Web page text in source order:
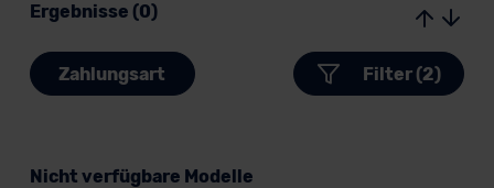
Ergebnisse (0)
Zahlungsart Filter (2)
Nicht verfügbare Modelle